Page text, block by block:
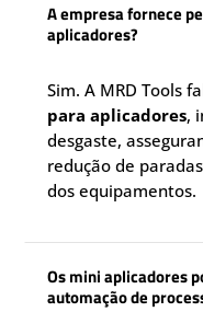
A empresa fornece
aplicadores?
Sim. A MRD Tools
para aplicadores,
desgaste,
redução de
dos equipamentos.
Os mini aplicadores
automação de